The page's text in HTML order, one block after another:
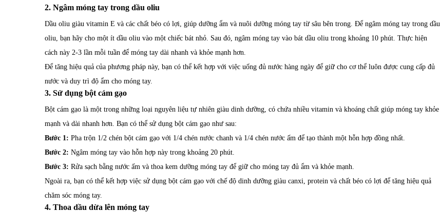
2. Ngâm móng tay trong dầu oliu
Dầu oliu giàu vitamin E và các chất béo có lợi, giúp dưỡng ẩm và nuôi dưỡng móng tay từ sâu bên trong. Để ngâm móng tay trong dầu
oliu, bạn hãy cho một ít dầu oliu vào một chiếc bát nhỏ. Sau đó, ngâm móng tay vào bát dầu oliu trong khoảng 10 phút. Thực hiện
cách này 2-3 lần mỗi tuần để móng tay dài nhanh và khỏe mạnh hơn.
Để tăng hiệu quả của phương pháp này, bạn có thể kết hợp với việc uống đủ nước hàng ngày để giữ cho cơ thể luôn được cung cấp đủ
nước và duy trì độ ẩm cho móng tay.
3. Sử dụng bột cám gạo
Bột cám gạo là một trong những loại nguyên liệu tự nhiên giàu dinh dưỡng, có chứa nhiều vitamin và khoáng chất giúp móng tay khỏe
mạnh và dài nhanh hơn. Bạn có thể sử dụng bột cám gạo như sau:
Bước 1: Pha trộn 1/2 chén bột cám gạo với 1/4 chén nước chanh và 1/4 chén nước ấm để tạo thành một hỗn hợp đồng nhất.
Bước 2: Ngâm móng tay vào hỗn hợp này trong khoảng 20 phút.
Bước 3: Rửa sạch bằng nước ấm và thoa kem dưỡng móng tay để giữ cho móng tay đủ ẩm và khỏe mạnh.
Ngoài ra, bạn có thể kết hợp việc sử dụng bột cám gạo với chế độ dinh dưỡng giàu canxi, protein và chất béo có lợi để tăng hiệu quả
chăm sóc móng tay.
4. Thoa dầu dừa lên móng tay